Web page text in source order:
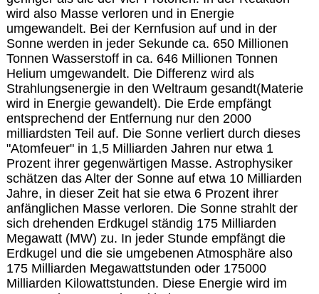
wird also Masse verloren und in Energie
umgewandelt. Bei der Kernfusion auf und in der
Sonne werden in jeder Sekunde ca. 650 Millionen
Tonnen Wasserstoff in ca. 646 Millionen Tonnen
Helium umgewandelt. Die Differenz wird als
Strahlungsenergie in den Weltraum gesandt(Materie
wird in Energie gewandelt). Die Erde empfängt
entsprechend der Entfernung nur den 2000
milliardsten Teil auf. Die Sonne verliert durch dieses
"Atomfeuer" in 1,5 Milliarden Jahren nur etwa 1
Prozent ihrer gegenwärtigen Masse. Astrophysiker
schätzen das Alter der Sonne auf etwa 10 Milliarden
Jahre, in dieser Zeit hat sie etwa 6 Prozent ihrer
anfänglichen Masse verloren. Die Sonne strahlt der
sich drehenden Erdkugel ständig 175 Milliarden
Megawatt (MW) zu. In jeder Stunde empfängt die
Erdkugel und die sie umgebenen Atmosphäre also
175 Milliarden Megawattstunden oder 175000
Milliarden Kilowattstunden. Diese Energie wird im